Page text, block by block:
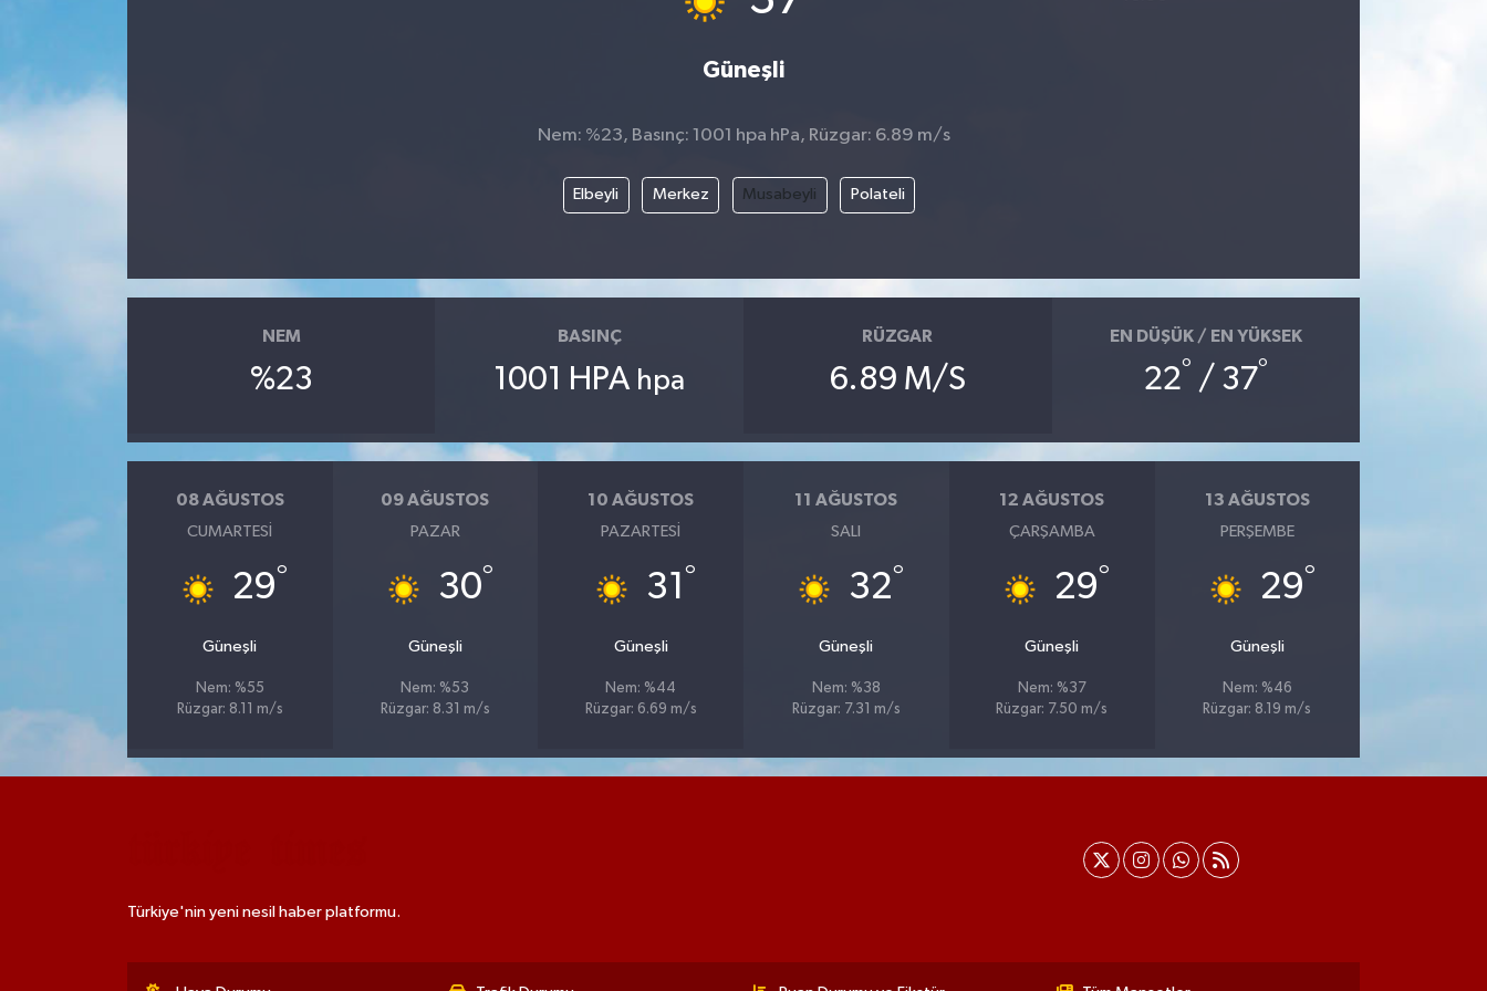
Güneşli
Nem: %23, Basınç: 1001 hpa hPa, Rüzgar: 6.89 m/s
Elbeyli Merkez Musabeyli Polateli
NEM
%23
BASINÇ
1001 HPA hpa
RÜZGAR
6.89 M/S
EN DÜŞÜK / EN YÜKSEK
22° / 37°
08 AĞUSTOS
CUMARTESI
29°
Güneşli
Nem: %55
Rüzgar: 8.11 m/s
09 AĞUSTOS
PAZAR
30°
Güneşli
Nem: %53
Rüzgar: 8.31 m/s
10 AĞUSTOS
PAZARTESI
31 °
Güneşli
Nem: %44
Rüzgar: 6.69 m/s
11 AĞUSTOS
SALI
32°
Güneşli
Nem: %38
Rüzgar: 7.31 m/s
12 AĞUSTOS
ÇARŞAMBA
29°
Güneşli
Nem: %37
Rüzgar: 7.50 m/s
13 AĞUSTOS
PERŞEMBE
29°
Güneşli
Nem: %46
Rüzgar: 8.19 m/s
Türkiye'nin yeni nesil haber platformu.